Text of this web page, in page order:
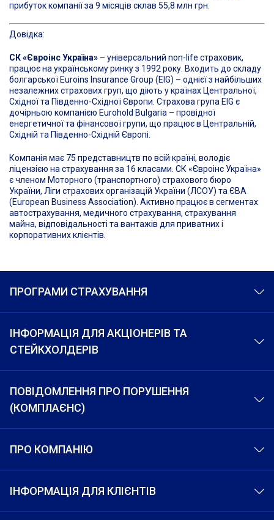
прибуток компанії за 9 місяців склав 55,8 млн грн.
Довідка:
СК «Євроінс Україна» – універсальний non-life страховик,
працює на українському ринку з 1992 року. Входить до складу
болгарської Euroins Insurance Group (EIG) – однієї з найбільших
незалежних страхових груп, що діють у країнах Центральної,
Східної та Південно-Східної Європи. Страхова група EIG є
дочірньою компанією Eurohold Bulgaria – провідної
енергетичної та фінансової групи, що працює в Центральній,
Східній та Південно-Східній Європі.
Компанія має 75 представництв по всій країні, володіє
ліцензією на страхування за 16 класами. СК «Євроінс Україна»
є членом Моторного (транспортного) страхового бюро
України, Ліги страхових організацій України (ЛСОУ) та ЄВА
(European Business Association). Активно працює в сегментах
автострахування, медичного страхування, страхування
майна, відповідальності та вантажів для приватних і
корпоративних клієнтів.
ПРОГРАМИ СТРАХУВАННЯ
ІНФОРМАЦІЯ ДЛЯ АКЦІОНЕРІВ ТА
СТЕЙКХОЛДЕРІВ
ПОВІДОМЛЕННЯ ПРО ПОРУШЕННЯ
(КОМПЛАЄНС)
ПРО КОМПАНІЮ
ІНФОРМАЦІЯ ДЛЯ КЛІЄНТІВ